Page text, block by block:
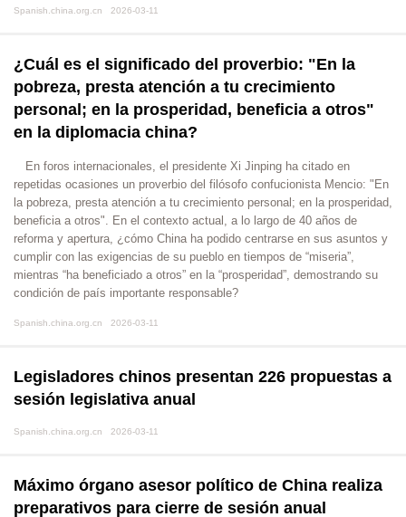
Spanish.china.org.cn 2026-03-11
¿Cuál es el significado del proverbio: "En la
pobreza, presta atención a tu crecimiento
personal; en la prosperidad, beneficia a otros"
en la diplomacia china?
En foros internacionales, el presidente Xi Jinping ha citado en
repetidas ocasiones un proverbio del filósofo confucionista Mencio: "En
la pobreza, presta atención a tu crecimiento personal; en la prosperidad,
beneficia a otros". En el contexto actual, a lo largo de 40 años de
reforma y apertura, ¿cómo China ha podido centrarse en sus asuntos y
cumplir con las exigencias de su pueblo en tiempos de “miseria”,
mientras “ha beneficiado a otros” en la “prosperidad”, demostrando su
condición de país importante responsable?
Spanish.china.org.cn 2026-03-11
Legisladores chinos presentan 226 propuestas a
sesión legislativa anual
Spanish.china.org.cn 2026-03-11
Máximo órgano asesor político de China realiza
preparativos para cierre de sesión anual